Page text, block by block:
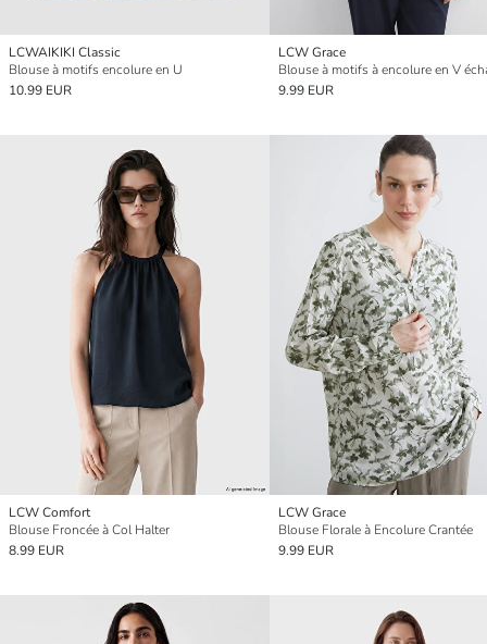
LCWAIKIKI Classic
Blouse à motifs encolure en U
10.99 EUR
LCW Grace
Blouse à motifs à encolure en V
9.99 EUR
LCW Comfort
Blouse Froncée à Col Halter
8.99 EUR
LCW Grace
Blouse Florale à Encolure Crantée
9.99 EUR